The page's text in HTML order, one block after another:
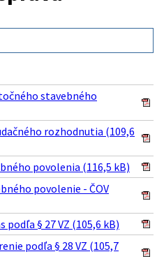
stavebného
rozhodnutia (109,6
povolenia (116,5 kB)
povolenie - ČOV
podľa § 27 VZ (105,6 kB)
podľa § 28 VZ (105,7